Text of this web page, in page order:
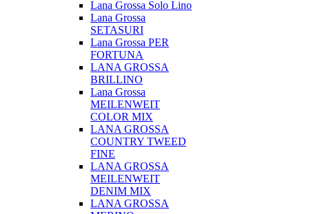
Lana Grossa Solo Lino
Lana Grossa
SETASURI
Lana Grossa PER
FORTUNA
LANA GROSSA
BRILLINO
Lana Grossa
MEILENWEIT
COLOR MIX
LANA GROSSA
COUNTRY TWEED
FINE
LANA GROSSA
MEILENWEIT
DENIM MIX
LANA GROSSA